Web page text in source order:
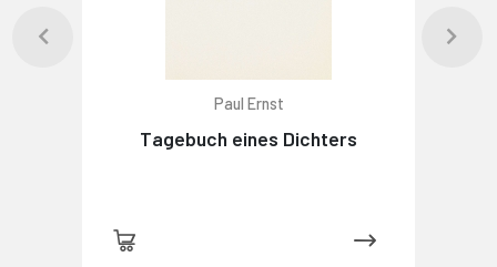
Paul Ernst
Tagebuch eines Dichters